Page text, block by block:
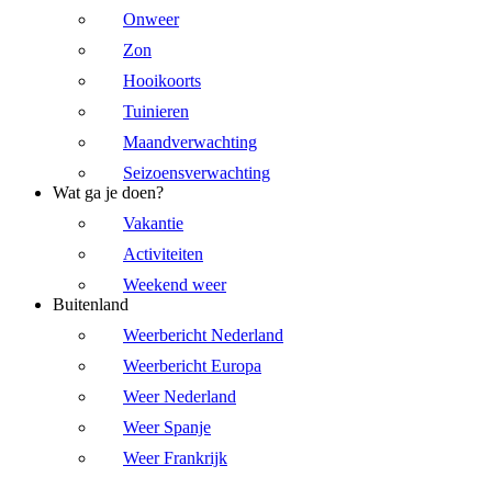
Onweer
Zon
Hooikoorts
Tuinieren
Maandverwachting
Seizoensverwachting
Wat ga je doen?
Vakantie
Activiteiten
Weekend weer
Buitenland
Weerbericht Nederland
Weerbericht Europa
Weer Nederland
Weer Spanje
Weer Frankrijk